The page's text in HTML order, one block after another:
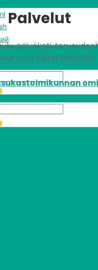
Palvelut
päiväkoti,
ovat kaikki lähistöllä.